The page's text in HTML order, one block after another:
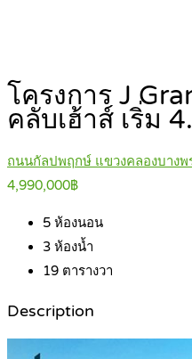
โครงการ J
คลับเฮ้าส์ เริ่ม
ถนนกัลปพฤกษ์ แขวงคลองบาง
4,990,000฿
5 ห้องนอน
3 ห้องน้ำ
19 ตารางวา
Description